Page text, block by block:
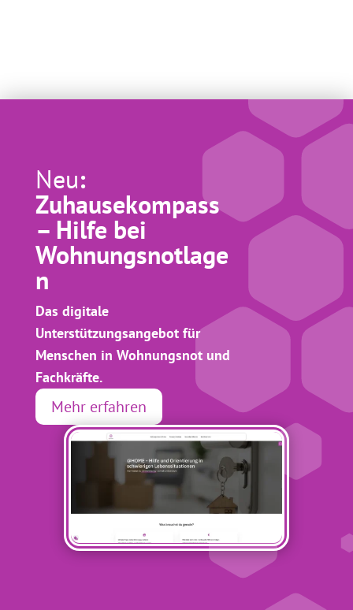
Neu:
Zuhausekompass
– Hilfe bei
Wohnungsnotlage
n
Das digitale
Unterstützungsangebot für
Menschen in Wohnungsnot und
Fachkräfte.
Mehr erfahren